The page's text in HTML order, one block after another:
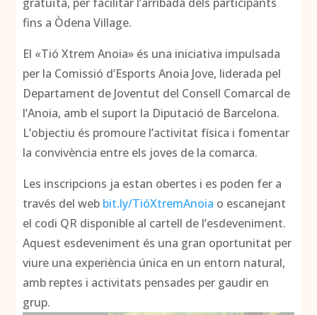
fins a Òdena Village.
El «Tió Xtrem Anoia» és una iniciativa impulsada
per la Comissió d’Esports Anoia Jove, liderada pel
Departament de Joventut del Consell Comarcal de
l’Anoia, amb el suport la Diputació de Barcelona.
L’objectiu és promoure l’activitat física i fomentar
la convivència entre els joves de la comarca.
Les inscripcions ja estan obertes i es poden fer a
través del web bit.ly/TióXtremAnoia o escanejant
el codi QR disponible al cartell de l’esdeveniment.
Aquest esdeveniment és una gran oportunitat per
viure una experiència única en un entorn natural,
amb reptes i activitats pensades per gaudir en
grup.